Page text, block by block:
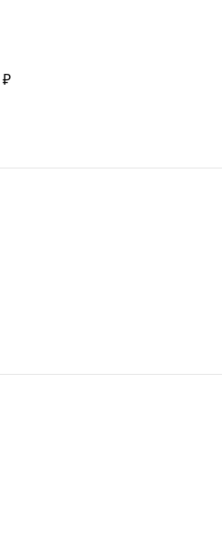
₽